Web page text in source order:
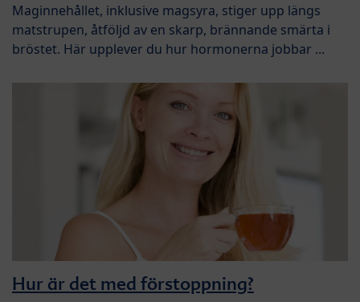
Maginnehållet, inklusive magsyra, stiger upp längs
matstrupen, åtföljd av en skarp, brännande smärta i
bröstet. Här upplever du hur hormonerna jobbar ...
Hur är det med förstoppning?